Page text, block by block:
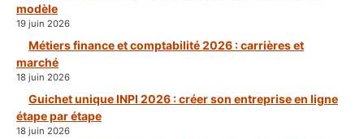
modèle
19 juin 2026
Métiers finance et comptabilité 2026 : carrières et
marché
18 juin 2026
Guichet unique INPI 2026 : créer son entreprise en ligne
étape par étape
18 juin 2026